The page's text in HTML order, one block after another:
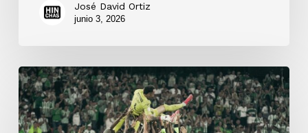
José David Ortiz
junio 3, 2026
Atlético
Nacional
venció
a